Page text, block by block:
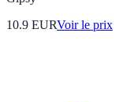
10.9 EURVoir le prix